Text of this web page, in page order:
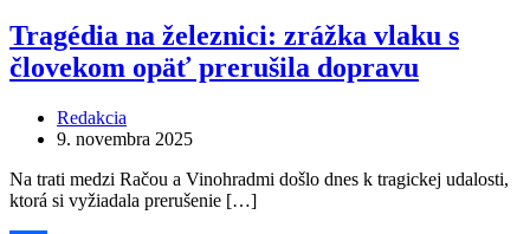
Tragédia na železnici: zrážka vlaku s
človekom opäť prerušila dopravu
Redakcia
9. novembra 2025
Na trati medzi Račou a Vinohradmi došlo dnes k tragickej udalosti,
ktorá si vyžiadala prerušenie […]